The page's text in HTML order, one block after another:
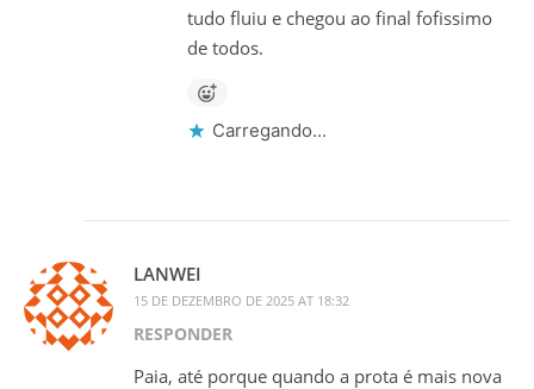
tudo fluiu e chegou ao final fofissimo
de todos.
Carregando...
LANWEI
15 DE DEZEMBRO DE 2025 AT 18:32
RESPONDER
Paia, até porque quando a prota é mais nova